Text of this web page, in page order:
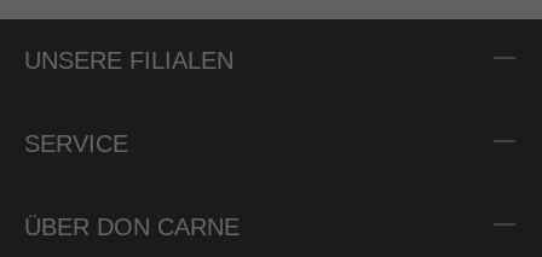
UNSERE FILIALEN
SERVICE
ÜBER DON CARNE